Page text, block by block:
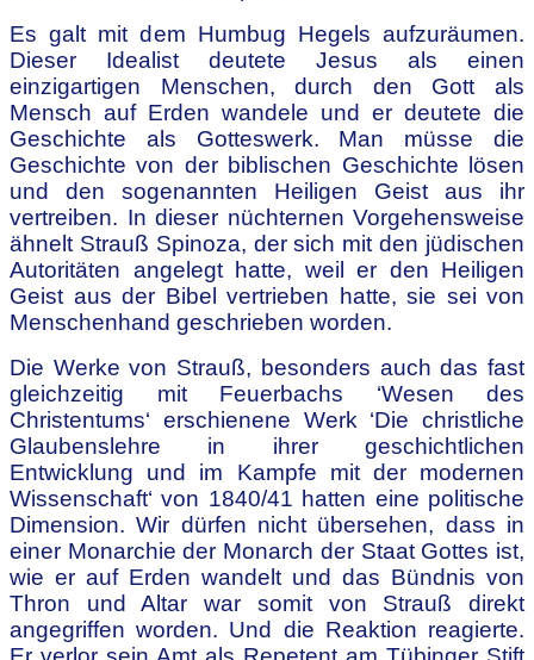
Es galt mit dem Humbug Hegels aufzuräumen.
Dieser Idealist deutete Jesus als einen
einzigartigen Menschen, durch den Gott als
Mensch auf Erden wandele und er deutete die
Geschichte als Gotteswerk. Man müsse die
Geschichte von der biblischen Geschichte lösen
und den sogenannten Heiligen Geist aus ihr
vertreiben. In dieser nüchternen Vorgehensweise
ähnelt Strauß Spinoza, der sich mit den jüdischen
Autoritäten angelegt hatte, weil er den Heiligen
Geist aus der Bibel vertrieben hatte, sie sei von
Menschenhand geschrieben worden.
Die Werke von Strauß, besonders auch das fast
gleichzeitig mit Feuerbachs ‘Wesen des
Christentums‘ erschienene Werk ‘Die christliche
Glaubenslehre in ihrer geschichtlichen
Entwicklung und im Kampfe mit der modernen
Wissenschaft‘ von 1840/41 hatten eine politische
Dimension. Wir dürfen nicht übersehen, dass in
einer Monarchie der Monarch der Staat Gottes ist,
wie er auf Erden wandelt und das Bündnis von
Thron und Altar war somit von Strauß direkt
angegriffen worden. Und die Reaktion reagierte.